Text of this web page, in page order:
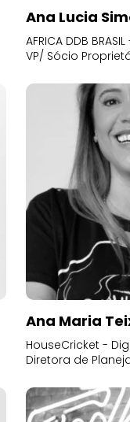
Ana Lucia
AFRICA DDB
VP/ Sócio
Ana Maria
HouseCricket -
Diretora de